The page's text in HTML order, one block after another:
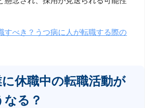
すべき？うつ病に人が転職する際の
休職中の転職活動が
る？